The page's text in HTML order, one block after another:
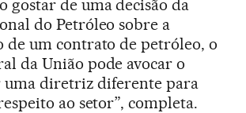
gostar de uma decisão da
do Petróleo sobre a
de um contrato de petróleo, o
da União pode avocar o
uma diretriz diferente para
ao setor”, completa.